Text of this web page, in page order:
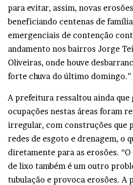
para evitar, assim, novas
beneficiando centenas de
emergenciais de contenção
andamento nos bairros Jorge
Oliveiras, onde houve
forte chuva do último domingo.”
A prefeitura ressaltou ainda que
ocupações nestas áreas foram
irregular, com construções que
redes de esgoto e drenagem, o
diretamente para as erosões.
de lixo também é um outro
tubulação e provoca erosões. A